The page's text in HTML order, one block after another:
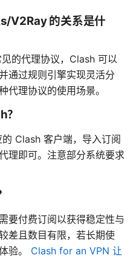
V2Ray 的关系是什
的代理协议，Clash 可以
通过规则引擎实现灵活分
代理协议的使用场景。
Clash 客户端，导入订阅
理即可。注意部分系统要求
要付费订阅以获得稳定性与
差且数目有限，若长期使
验。 Clash for an VPN 让